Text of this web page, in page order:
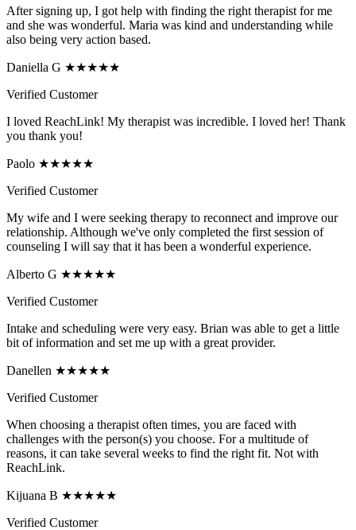
After signing up, I got help with finding the right therapist for me
and she was wonderful. Maria was kind and understanding while
also being very action based.
Daniella G ★★★★★
Verified Customer
I loved ReachLink! My therapist was incredible. I loved her! Thank
you thank you!
Paolo ★★★★★
Verified Customer
My wife and I were seeking therapy to reconnect and improve our
relationship. Although we've only completed the first session of
counseling I will say that it has been a wonderful experience.
Alberto G ★★★★★
Verified Customer
Intake and scheduling were very easy. Brian was able to get a little
bit of information and set me up with a great provider.
Danellen ★★★★★
Verified Customer
When choosing a therapist often times, you are faced with
challenges with the person(s) you choose. For a multitude of
reasons, it can take several weeks to find the right fit. Not with
ReachLink.
Kijuana B ★★★★★
Verified Customer